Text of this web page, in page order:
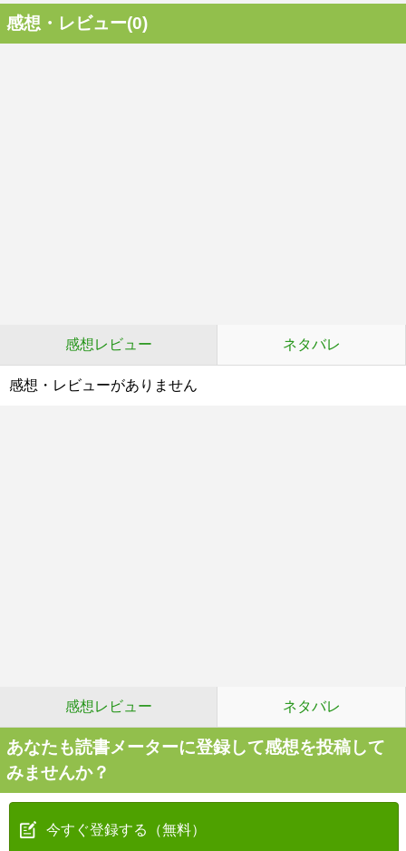
感想・レビュー(0)
感想レビュー ネタバレ
感想・レビューがありません
感想レビュー ネタバレ
あなたも読書メーターに登録して感想を投稿して
みませんか？
今すぐ登録する（無料）